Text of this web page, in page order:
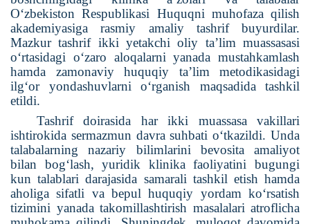
O‘zbekiston Respublikasi Huquqni muhofaza qilish
akademiyasiga rasmiy amaliy tashrif buyurdilar.
Mazkur tashrif ikki yetakchi oliy ta’lim muassasasi
o‘rtasidagi o‘zaro aloqalarni yanada mustahkamlash
hamda zamonaviy huquqiy ta’lim metodikasidagi
ilg‘or yondashuvlarni o‘rganish maqsadida tashkil
etildi.
Tashrif doirasida har ikki muassasa vakillari
ishtirokida sermazmun davra suhbati o‘tkazildi. Unda
talabalarning nazariy bilimlarini bevosita amaliyot
bilan bog‘lash, yuridik klinika faoliyatini bugungi
kun talablari darajasida samarali tashkil etish hamda
aholiga sifatli va bepul huquqiy yordam ko‘rsatish
tizimini yanada takomillashtirish masalalari atroflicha